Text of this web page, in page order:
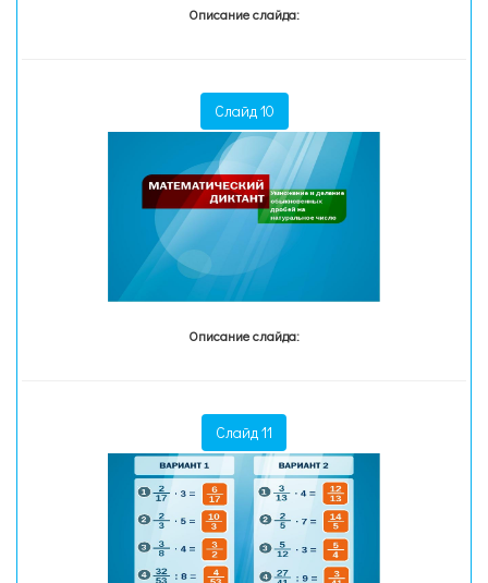
Описание слайда:
Слайд 10
Описание слайда:
Слайд 11